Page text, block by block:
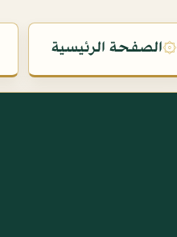
۞الصفحة الرئيسية